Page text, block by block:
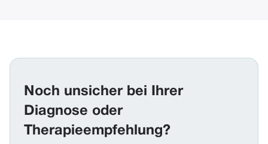
Noch unsicher bei Ihrer
Diagnose oder
Therapieempfehlung?